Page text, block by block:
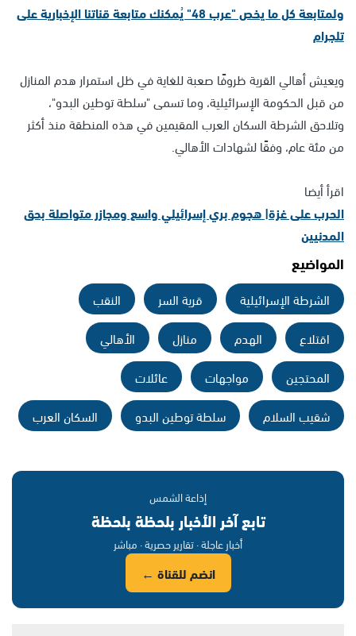
ولمتابعة كل ما يخص "عرب 48" يُمكنك متابعة قناتنا الإخبارية على
تلجرام
ويعيش أهالي القرية ظروفًا صعبة للغاية في ظل استمرار هدم المنازل
من قبل الحكومة الإسرائيلية، وما تسمى "سلطة توطين البدو"،
وتلاحق الشرطة السكان العرب المقيمين في هذه المنطقة منذ أكثر
من مئة عام، وفقًا لشهادات الأهالي.
اقرأ أيضا
الحرب على غزة| هجوم بري إسرائيلي واسع ومجازر متواصلة بحق
المدنيين
المواضيع
الشرطة الإسرائيلية قرية السر
النقب
اقتلاع
الهدم منازل
الأهالي
المحتجين
مواجهات
عائلات
شقيب السلام
سلطة توطين البدو السكان العرب
إذاعة الشمس
تابع آخر الأخبار بلحظة بلحظة
أخبار عاجلة · تقارير حصرية · مباشر
انضم للقناة ←